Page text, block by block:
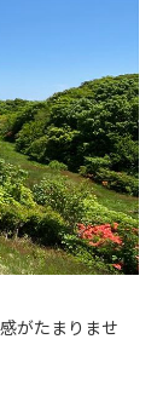
がたまりませ